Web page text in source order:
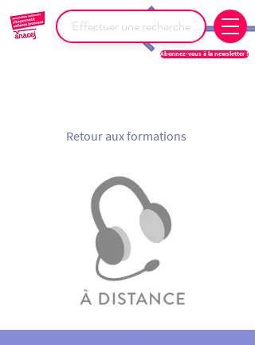
Abonnez-vous à la newsletter !
Retour aux formations